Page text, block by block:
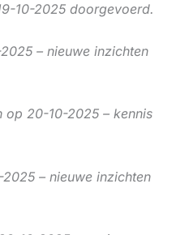
10-2025 doorgevoerd.
– nieuwe inzichten
op 20-10-2025 – kennis
– nieuwe inzichten